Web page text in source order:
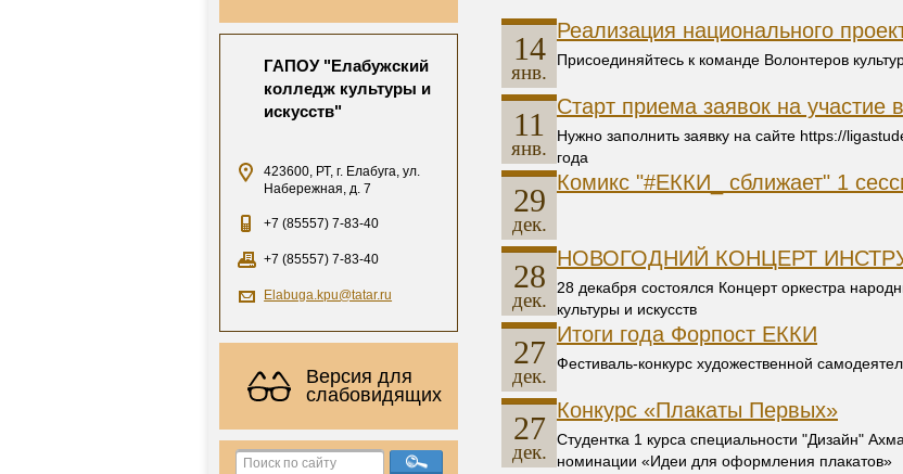
ГАПОУ "Елабужский
колледж культуры и
искусств"
423600, РТ, г. Елабуга, ул.
Набережная, д. 7
+7 (85557) 7-83-40
+7 (85557) 7-83-40
Elabuga.kpu@tatar.ru
Версия для
слабовидящих
14
янв.
Реализация национального
Присоединяйтесь к команде Волонтеров
11
янв.
Старт приема заявок на участие
Нужно заполнить заявку на сайте https://
года
29
дек.
Комикс "#ЕККИ_ сближает" 1
28
дек.
НОВОГОДНИЙ КОНЦЕРТ
28 декабря состоялся Концерт оркестра
культуры и искусств
27
дек.
Итоги года Форпост ЕККИ
Фестиваль-конкурс художественной
27
дек.
Конкурс «Плакаты Первых»
Студентка 1 курса специальности "Дизайн"
номинации «Идеи для оформления плакатов»